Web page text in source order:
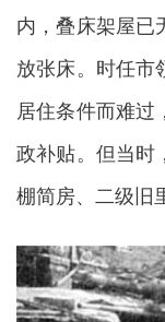
内，叠床架屋已
放张床。时任市
居住条件而难过
政补贴。但当时
棚简房、二级旧